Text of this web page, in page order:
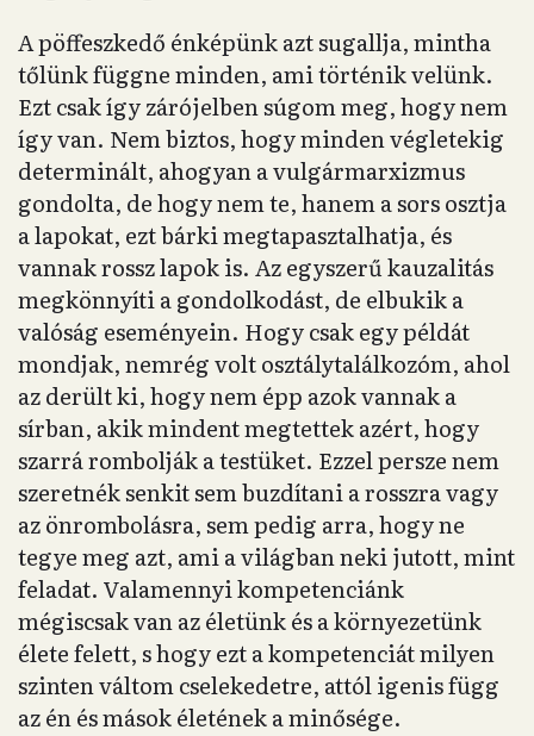
A pöffeszkedő énképünk azt sugallja, mintha
tőlünk függne minden, ami történik velünk.
Ezt csak így zárójelben súgom meg, hogy nem
így van. Nem biztos, hogy minden végletekig
determinált, ahogyan a vulgármarxizmus
gondolta, de hogy nem te, hanem a sors osztja
a lapokat, ezt bárki megtapasztalhatja, és
vannak rossz lapok is. Az egyszerű kauzalitás
megkönnyíti a gondolkodást, de elbukik a
valóság eseményein. Hogy csak egy példát
mondjak, nemrég volt osztálytalálkozóm, ahol
az derült ki, hogy nem épp azok vannak a
sírban, akik mindent megtettek azért, hogy
szarrá rombolják a testüket. Ezzel persze nem
szeretnék senkit sem buzdítani a rosszra vagy
az önrombolásra, sem pedig arra, hogy ne
tegye meg azt, ami a világban neki jutott, mint
feladat. Valamennyi kompetenciánk
mégiscsak van az életünk és a környezetünk
élete felett, s hogy ezt a kompetenciát milyen
szinten váltom cselekedetre, attól igenis függ
az én és mások életének a minősége.